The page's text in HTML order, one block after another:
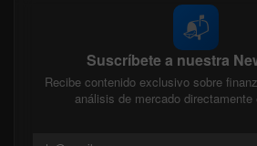
📬
Suscríbete a nuestra
Recibe contenido exclusivo sobre
análisis de mercado directamente